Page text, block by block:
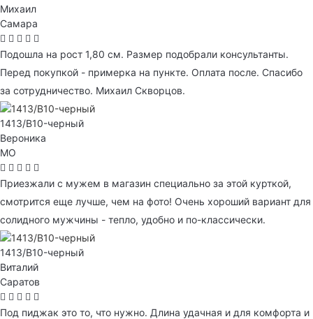
Михаил
Самара
Подошла на рост 1,80 см. Размер подобрали консультанты.
Перед покупкой - примерка на пункте. Оплата после. Спасибо
за сотрудничество. Михаил Скворцов.
1413/B10-черный
Вероника
МО
Приезжали с мужем в магазин специально за этой курткой,
смотрится еще лучше, чем на фото! Очень хороший вариант для
солидного мужчины - тепло, удобно и по-классически.
1413/B10-черный
Виталий
Саратов
Под пиджак это то, что нужно. Длина удачная и для комфорта и